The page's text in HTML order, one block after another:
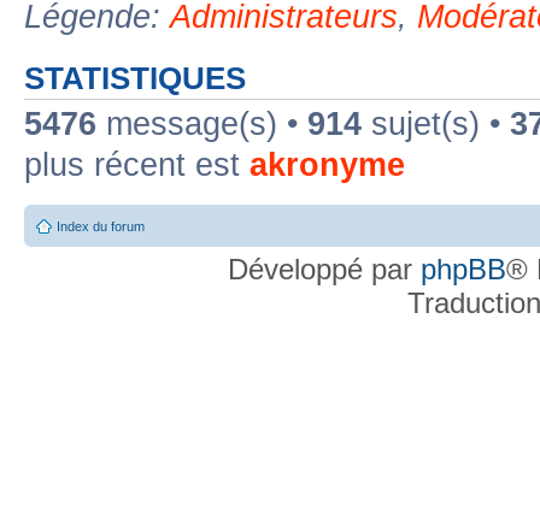
Légende:Administrateurs,
STATISTIQUES
5476 message(s) • 914 sujet(s) •
plus récent est akronyme
Index du forum
Développé par phpBB®